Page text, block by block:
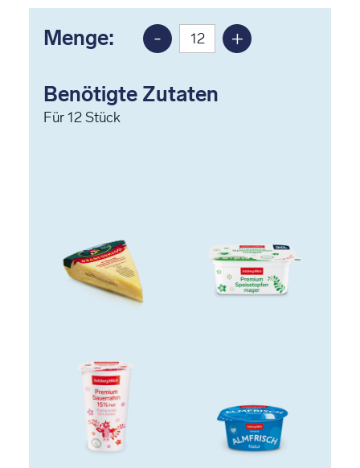
Menge:
Portion
-
Portion
+
Benötigte Zutaten
Für 12Stück